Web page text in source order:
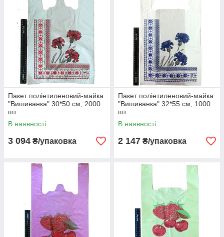
Пакет поліетиленовий-майка
"Вишиванка" 30*50 см, 2000
шт.
В наявності
3 094 ₴/упаковка
Пакет поліетиленовий-майка
"Вишиванка" 32*55 см, 1000
шт.
В наявності
2 147 ₴/упаковка